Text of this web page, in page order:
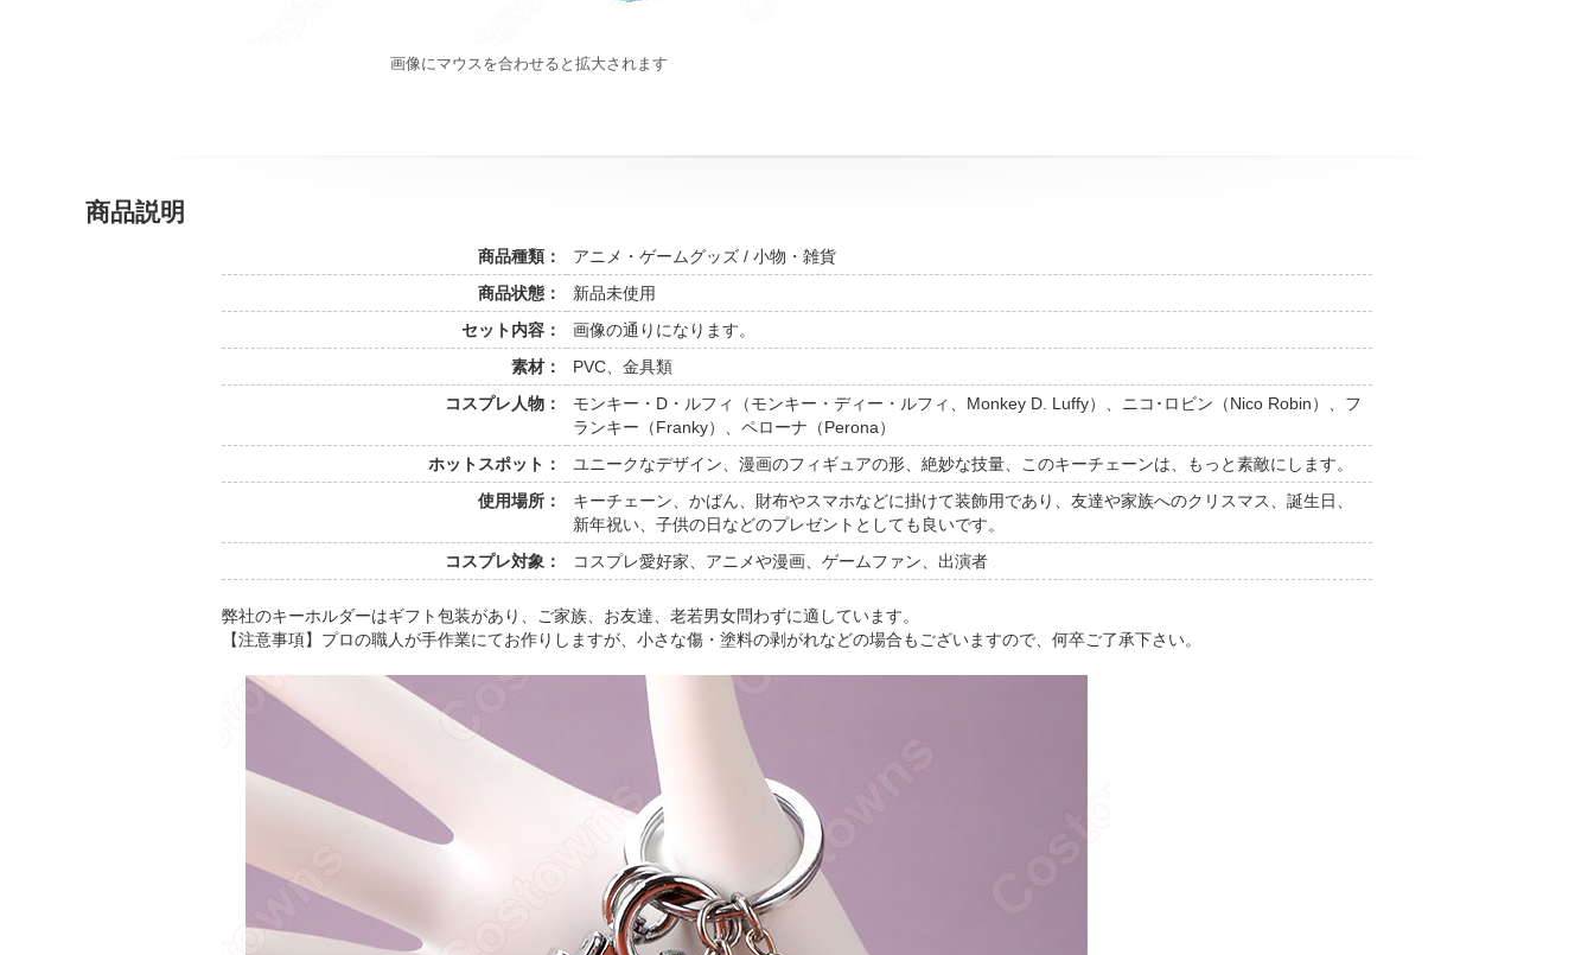
画像にマウスを合わせると拡大されます
商品説明
商品種類：
アニメ・ゲームグッズ / 小物・雑貨
商品状態：
新品未使用
セット内容：
画像の通りになります。
素材：
PVC、金具類
コスプレ人物：
モンキー・D・ルフィ（モンキー・ディー・ルフィ、Monkey D. Luffy）、ニコ･ロビン（Nico Robin）、フ
ランキー（Franky）、ペローナ（Perona）
ホットスポット：
ユニークなデザイン、漫画のフィギュアの形、絶妙な技量、このキーチェーンは、もっと素敵にします。
使用場所：
キーチェーン、かばん、財布やスマホなどに掛けて装飾用であり、友達や家族へのクリスマス、誕生日、
新年祝い、子供の日などのプレゼントとしても良いです。
コスプレ対象：
コスプレ愛好家、アニメや漫画、ゲームファン、出演者
弊社のキーホルダーはギフト包装があり、ご家族、お友達、老若男女問わずに適しています。
【注意事項】プロの職人が手作業にてお作りしますが、小さな傷・塗料の剥がれなどの場合もございますので、何卒ご了承下さい。